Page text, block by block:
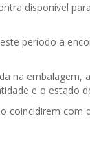
disponível
período a
na embalagem,
e o estado
coincidirem com